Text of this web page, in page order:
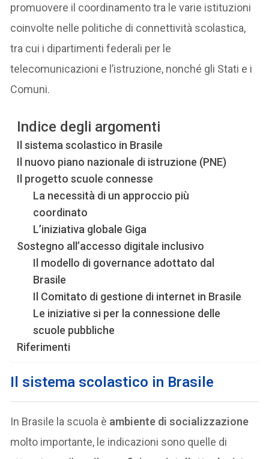
promuovere il coordinamento tra le varie istituzioni
coinvolte nelle politiche di connettività scolastica,
tra cui i dipartimenti federali per le
telecomunicazioni e l’istruzione, nonché gli Stati e i
Comuni.
Indice degli argomenti
Il sistema scolastico in Brasile
Il nuovo piano nazionale di istruzione (PNE)
Il progetto scuole connesse
La necessità di un approccio più
coordinato
L’iniziativa globale Giga
Sostegno all’accesso digitale inclusivo
Il modello di governance adottato dal
Brasile
Il Comitato di gestione di internet in Brasile
Le iniziative si per la connessione delle
scuole pubbliche
Riferimenti
Il sistema scolastico in Brasile
In Brasile la scuola è ambiente di socializzazione
molto importante, le indicazioni sono quelle di